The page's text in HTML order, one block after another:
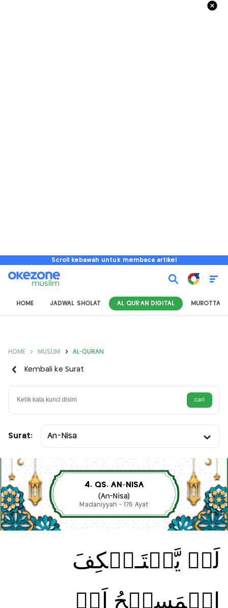
Scroll kebawah untuk membaca artikel
HOME JADWAL SHOLAT AL QUR'AN DIGITAL MUROTTAL
HOME MUSLIM AL-QURAN
Kembali ke Surat
Surat: An-Nisa
4. QS. AN-NISA
(An-Nisa)
Madaniyyah - 176 Ayat
لَنۡ يَّسۡتَـنۡكِفَ
الۡمَسِيۡحُ اَنۡ